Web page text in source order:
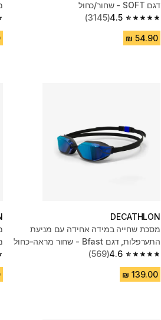
דגם SOFT - שחור/כחול
4.5
4.5 out of 5 stars from 3145 reviews
(3145)
DECATHLON
מסכת שחייה במידה אחידה עם מניעת
התערפלות, דגם Bfast - שחור מראה-כחול
4.6
4.6 out of 5 stars from 569 reviews
(569)